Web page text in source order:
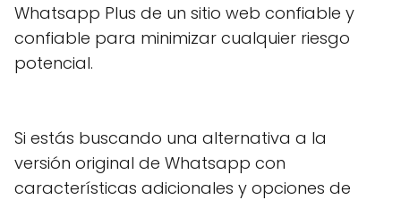
Whatsapp Plus de un sitio web confiable y
confiable para minimizar cualquier riesgo
potencial.
Si estás buscando una alternativa a la
versión original de Whatsapp con
características adicionales y opciones de